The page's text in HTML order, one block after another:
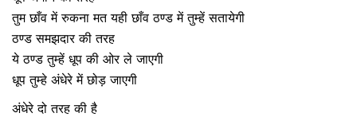
तुम छाँव में रुकना मत यही छाँव ठण्ड में तुम्हें सतायेगी
ठण्ड समझदार की तरह
ये ठण्ड तुम्हें धूप की ओर ले जाएगी
धूप तुम्हे अंधेरे में छोड़ जाएगी
अंधेरे दो तरह की है